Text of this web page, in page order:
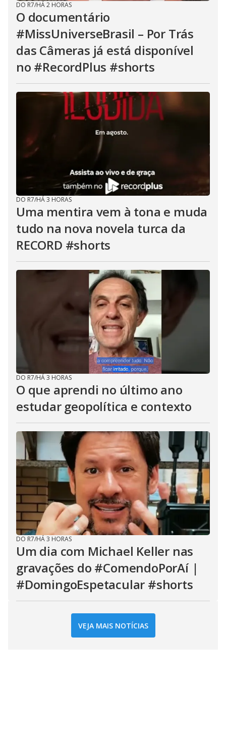
DO R7/HÁ 2 HORAS
O documentário
#MissUniverseBrasil – Por Trás
das Câmeras já está disponível
no #RecordPlus #shorts
DO R7/HÁ 3 HORAS
Uma mentira vem à tona e muda
tudo na nova novela turca da
RECORD #shorts
DO R7/HÁ 3 HORAS
O que aprendi no último ano
estudar geopolítica e contexto
DO R7/HÁ 3 HORAS
Um dia com Michael Keller nas
gravações do #ComendoPorAí |
#DomingoEspetacular #shorts
VEJA MAIS NOTÍCIAS